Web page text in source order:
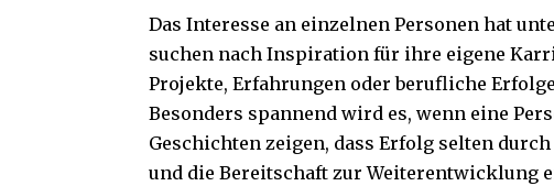
Das Interesse an einzelnen Personen hat
suchen nach Inspiration für ihre eigene
Projekte, Erfahrungen oder berufliche
Besonders spannend wird es, wenn eine
Geschichten zeigen, dass Erfolg selten
und die Bereitschaft zur Weiterentwicklung